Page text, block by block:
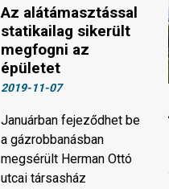
Az alátámasztással
statikailag sikerült
megfogni az
épületet
2019-11-07
Januárban fejeződhet be
a gázrobbanásban
megsérült Herman Ottó
utcai társasház